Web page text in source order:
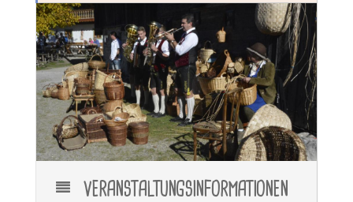
VERANSTALTUNGSINFORMATIONEN